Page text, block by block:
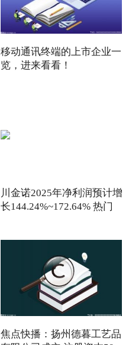
移动通讯终端的上市企业一
览，进来看看！
川金诺2025年净利润预计增
长144.24%~172.64% 热门
焦点快播：扬州德暮工艺品